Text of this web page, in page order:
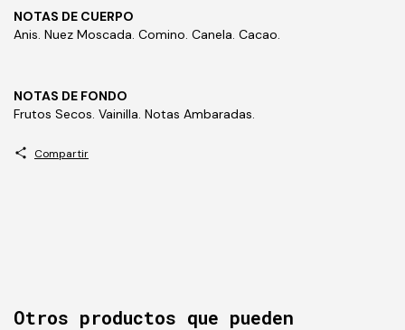
NOTAS DE CUERPO
Anis. Nuez Moscada. Comino. Canela. Cacao.
NOTAS DE FONDO
Frutos Secos. Vainilla. Notas Ambaradas.
Compartir
Otros productos que pueden